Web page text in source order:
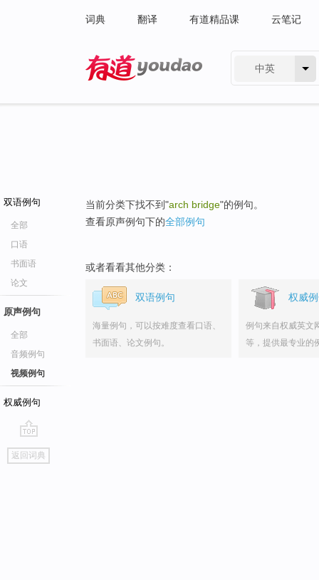
词典 翻译 有道精品课 云笔记
中英
双语例句
全部
口语
书面语
论文
原声例句
全部
音频例句
视频例句
权威例句
go
top
返回词典
当前分类下找不到"arch bridge"的例句。
查看原声例句下的全部例句
或者看看其他分类：
双语例句
海量例句，可以按难度查看口语、
书面语、论文例句。
权威
例句来自权威英文
等，提供最专业的